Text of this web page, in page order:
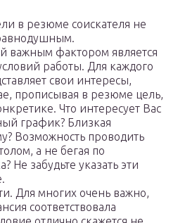
в резюме соискателя не
важным фактором является
работы. Для каждого
свои интересы,
прописывая в резюме цель,
Что интересует Вас
график? Близкая
Возможность проводить
а не бегая по
Не забудьте указать эти
Для многих очень важно,
соответствовала